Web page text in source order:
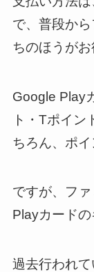
で、普段か
ちのほうがお
Google Play
ト・Tポイン
ちろん、ポイ
ですが、フ
Playカードの
過去行われ